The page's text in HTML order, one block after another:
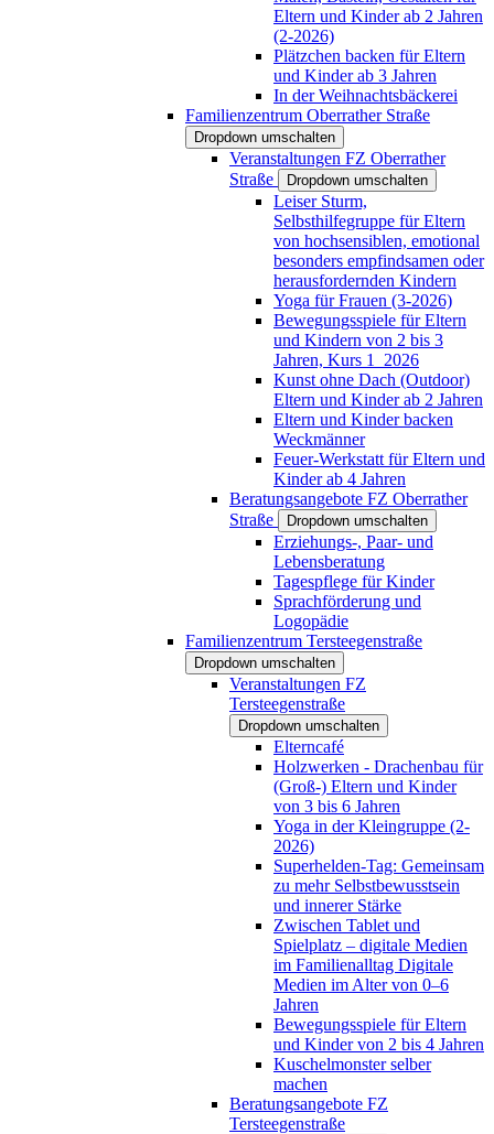
Eltern und Kinder ab 2 Jahren
(2-2026)
Plätzchen backen für Eltern
und Kinder ab 3 Jahren
In der Weihnachtsbäckerei
Familienzentrum Oberrather Straße
Dropdown umschalten
Veranstaltungen FZ Oberrather
Straße
Dropdown umschalten
Leiser Sturm,
Selbsthilfegruppe für Eltern
von hochsensiblen, emotional
besonders empfindsamen oder
herausfordernden Kindern
Yoga für Frauen (3-2026)
Bewegungsspiele für Eltern
und Kindern von 2 bis 3
Jahren, Kurs 1_2026
Kunst ohne Dach (Outdoor)
Eltern und Kinder ab 2 Jahren
Eltern und Kinder backen
Weckmänner
Feuer-Werkstatt für Eltern und
Kinder ab 4 Jahren
Beratungsangebote FZ Oberrather
Straße
Dropdown umschalten
Erziehungs-, Paar- und
Lebensberatung
Tagespflege für Kinder
Sprachförderung und
Logopädie
Familienzentrum Tersteegenstraße
Dropdown umschalten
Veranstaltungen FZ
Tersteegenstraße
Dropdown umschalten
Elterncafé
Holzwerken - Drachenbau für
(Groß-) Eltern und Kinder
von 3 bis 6 Jahren
Yoga in der Kleingruppe (2-
2026)
Superhelden-Tag: Gemeinsam
zu mehr Selbstbewusstsein
und innerer Stärke
Zwischen Tablet und
Spielplatz – digitale Medien
im Familienalltag Digitale
Medien im Alter von 0–6
Jahren
Bewegungsspiele für Eltern
und Kinder von 2 bis 4 Jahren
Kuschelmonster selber
machen
Beratungsangebote FZ
Tersteegenstraße